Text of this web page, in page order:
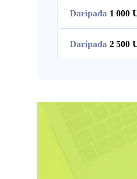
Daripada 1 000
Daripada 2 500